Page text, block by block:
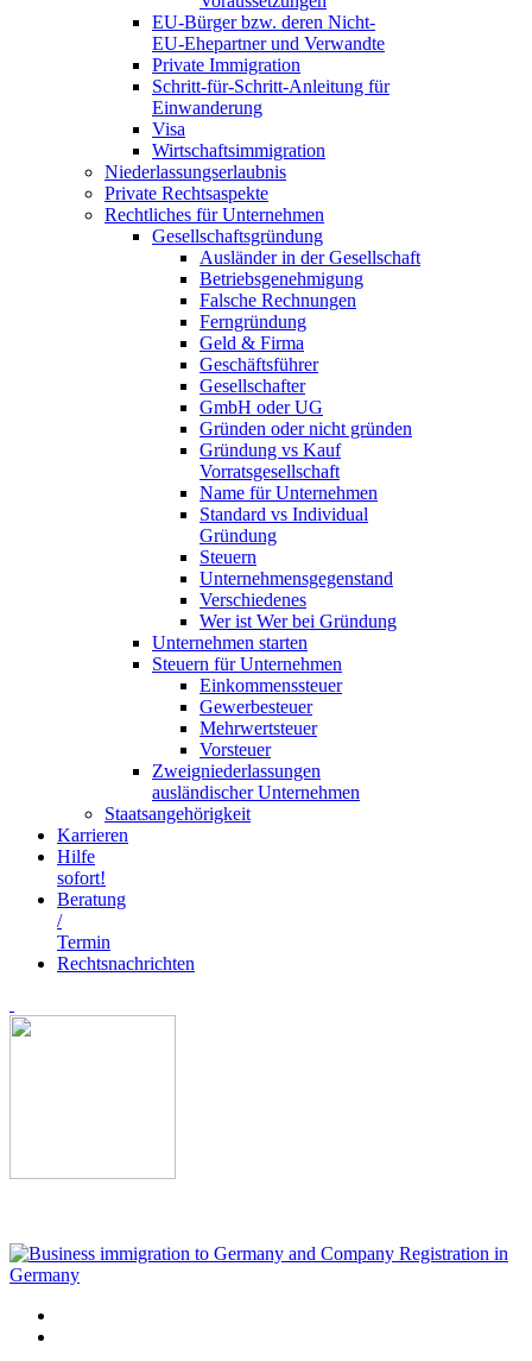
EU-Bürger bzw. deren Nicht-
EU-Ehepartner und Verwandte
Private Immigration
Schritt-für-Schritt-Anleitung für
Einwanderung
Visa
Wirtschaftsimmigration
Niederlassungserlaubnis
Private Rechtsaspekte
Rechtliches für Unternehmen
Gesellschaftsgründung
Ausländer in der Gesellschaft
Betriebsgenehmigung
Falsche Rechnungen
Ferngründung
Geld & Firma
Geschäftsführer
Gesellschafter
GmbH oder UG
Gründen oder nicht gründen
Gründung vs Kauf
Vorratsgesellschaft
Name für Unternehmen
Standard vs Individual
Gründung
Steuern
Unternehmensgegenstand
Verschiedenes
Wer ist Wer bei Gründung
Unternehmen starten
Steuern für Unternehmen
Einkommenssteuer
Gewerbesteuer
Mehrwertsteuer
Vorsteuer
Zweigniederlassungen
ausländischer Unternehmen
Staatsangehörigkeit
Karrieren
Hilfe
sofort!
Beratung
/
Termin
Rechtsnachrichten